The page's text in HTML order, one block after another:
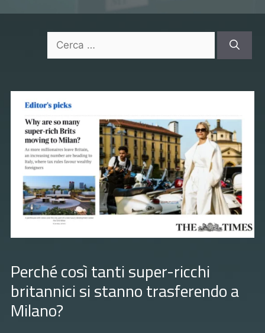
per:
Perché così tanti super-ricchi
britannici si stanno trasferendo a
Milano?